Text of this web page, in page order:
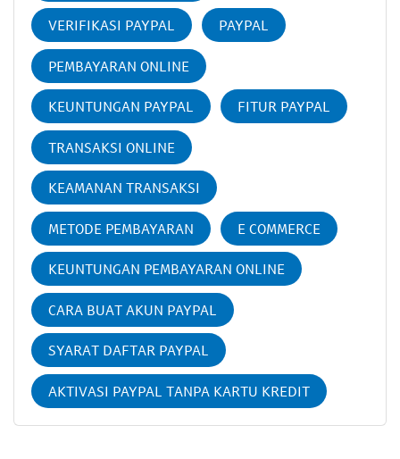
VERIFIKASI PAYPAL PAYPAL
PEMBAYARAN ONLINE
KEUNTUNGAN PAYPAL FITUR PAYPAL
TRANSAKSI ONLINE
KEAMANAN TRANSAKSI
METODE PEMBAYARAN E COMMERCE
KEUNTUNGAN PEMBAYARAN ONLINE
CARA BUAT AKUN PAYPAL
SYARAT DAFTAR PAYPAL
AKTIVASI PAYPAL TANPA KARTU KREDIT